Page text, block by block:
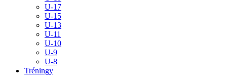
U-17
U-15
U-13
U-11
U-10
U-9
U-8
Tréningy